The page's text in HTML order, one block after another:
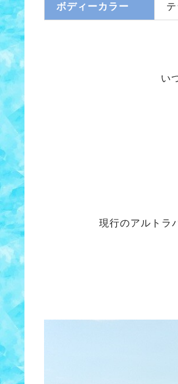
ボディーカラー
い
現行のアルトラ